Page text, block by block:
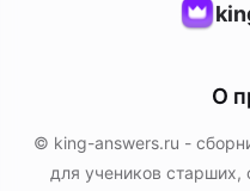
О
© king-answers.ru -
для учеников